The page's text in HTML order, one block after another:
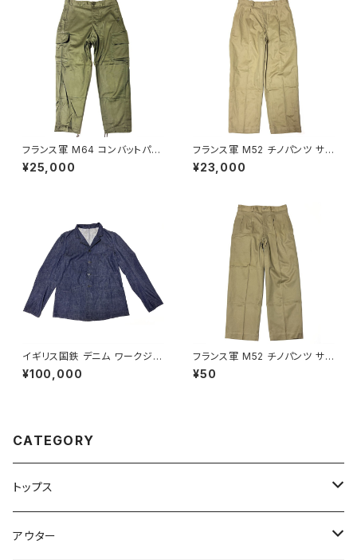
フランス軍 M64 コンバットパン
ツ 84XC French Army M64
Combat Pants 1968
¥25,000
フランス軍 M52 チノパンツ サイ
ズ 25 French Army Chino P
ants M45/52
¥23,000
イギリス国鉄 デニム ワークジャ
ケット British Railways Over
all Jacket
¥100,000
フランス軍 M52 チノパンツ サイ
ズ 22 French Army Chino P
ants M45/52
¥50
CATEGORY
トップス
Tシャツ
アウター